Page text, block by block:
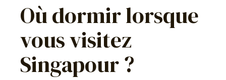
Où dormir lorsque
vous visitez
Singapour ?